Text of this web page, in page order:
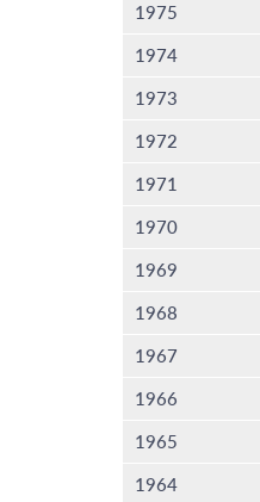
1975
1974
1973
1972
1971
1970
1969
1968
1967
1966
1965
1964